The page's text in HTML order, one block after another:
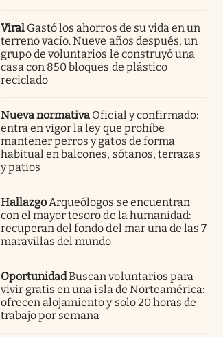
Viral Gastó los ahorros de su vida en un
terreno vacío. Nueve años después, un
grupo de voluntarios le construyó una
casa con 850 bloques de plástico
reciclado
Nueva normativa Oficial y confirmado:
entra en vigor la ley que prohíbe
mantener perros y gatos de forma
habitual en balcones, sótanos, terrazas
y patios
HallazgoArqueólogos se encuentran
con el mayor tesoro de la humanidad:
recuperan del fondo del mar una de las 7
maravillas del mundo
OportunidadBuscan voluntarios para
vivir gratis en una isla de Norteamérica:
ofrecen alojamiento y solo 20 horas de
trabajo por semana